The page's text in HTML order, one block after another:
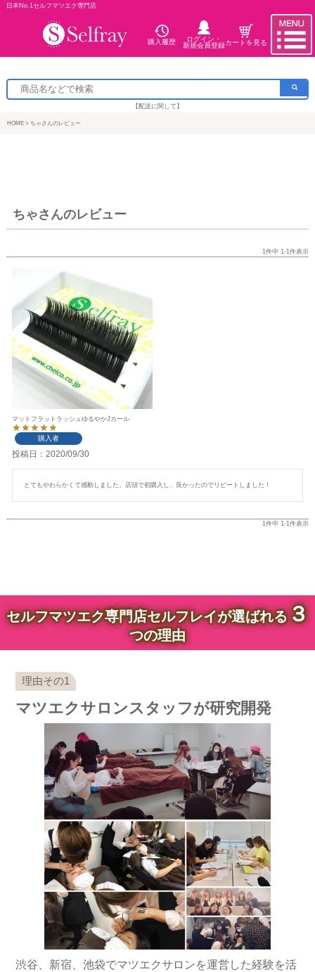
日本No.1セルフマツエク専門店
購入履歴
ログイン・
新規会員登録カートを見る
【配送に関して】
HOME ちゃさんのレビュー
ちゃさんのレビュー
1件中 1-1件表示
マットフラットラッシュゆるやかJカール
購入者
投稿日 2020/09/30
とてもやわらかくて感動しました。店頭で初購入し、良かったのでリピートしました！
1件中 1-1件表示
セルフマツエク専門店セルフレイが選ばれる３
つの理由
マツエクサロンスタッフが研究開発
渋谷、新宿、池袋でマツエクサロンを運営した経験を活